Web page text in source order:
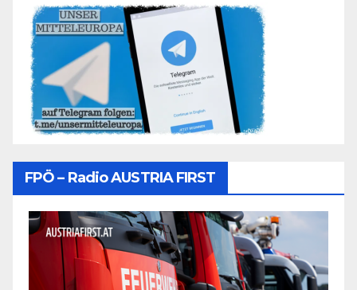
FPÖ – Radio AUSTRIA FIRST